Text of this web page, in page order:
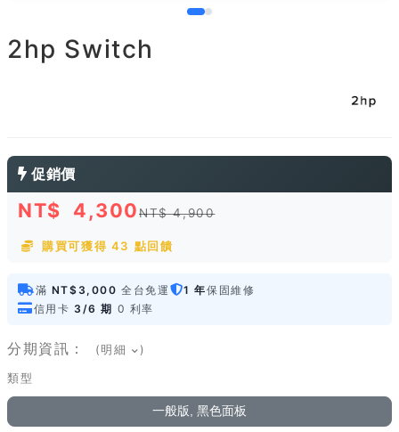
2hp Switch
促銷價
NT$ 4,300NT$ 4,900
購買可獲得 43 點回饋
滿 NT$3,000 全台免運 1 年保固維修
信用卡 3/6 期 0 利率
分期資訊： (明細 )
類型
一般版, 黑色面板